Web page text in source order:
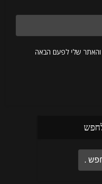
והאתר שלי לפעם הבאה